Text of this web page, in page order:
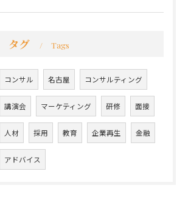
タグ Tags
コンサル 名古屋 コンサルティング
講演会 マーケティング 研修 面接
人材 採用 教育 企業再生 金融
アドバイス